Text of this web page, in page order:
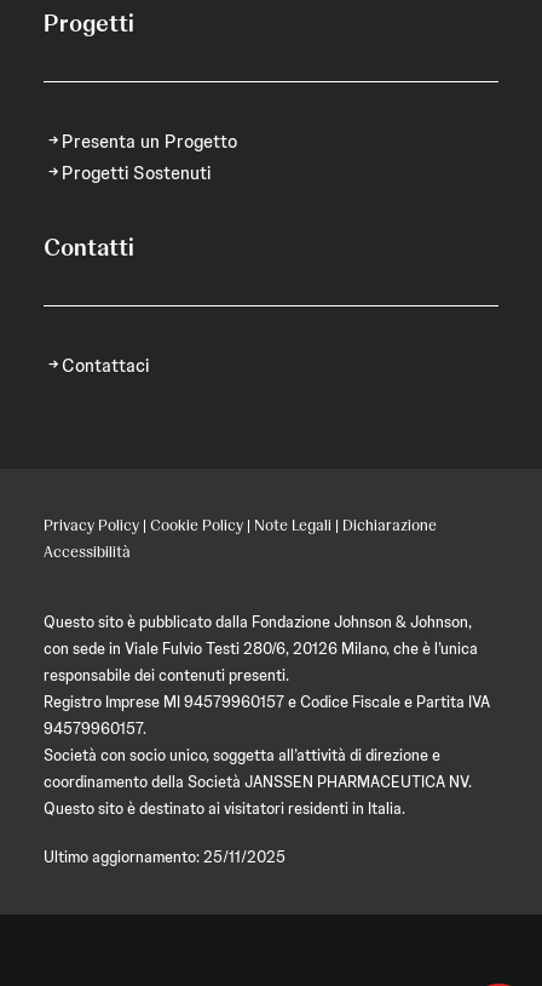
Progetti
Presenta un Progetto
Progetti Sostenuti
Contatti
Contattaci
Privacy Policy | Cookie Policy | Note Legali | Dichiarazione
Accessibilità
Questo sito è pubblicato dalla Fondazione Johnson & Johnson,
con sede in Viale Fulvio Testi 280/6, 20126 Milano, che è l’unica
responsabile dei contenuti presenti.
Registro Imprese MI 94579960157 e Codice Fiscale e Partita IVA
94579960157.
Società con socio unico, soggetta all’attività di direzione e
coordinamento della Società JANSSEN PHARMACEUTICA NV.
Questo sito è destinato ai visitatori residenti in Italia.
Ultimo aggiornamento: 25/11/2025